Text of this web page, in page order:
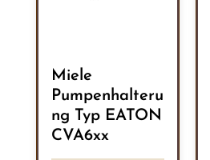
Miele
Pumpenhalteru
ng Typ EATON
CVA6xx